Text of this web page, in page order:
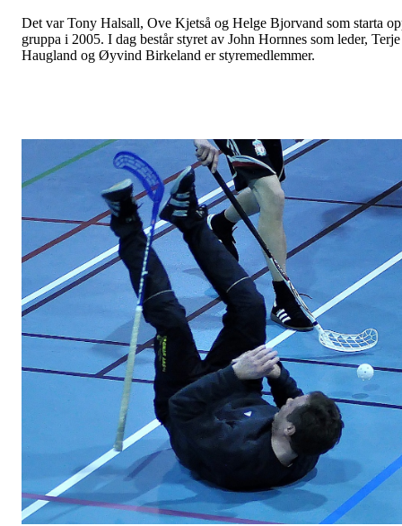
Det var Tony Halsall, Ove Kjetså og Helge Bjorvand som starta
gruppa i 2005. I dag består styret av John Hornnes som leder, Terje
Haugland og Øyvind Birkeland er styremedlemmer.